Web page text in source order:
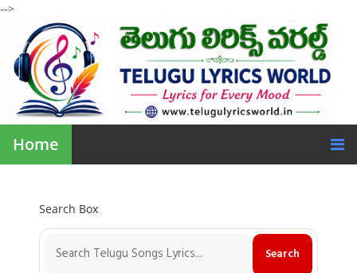
-->
Home
Search Box